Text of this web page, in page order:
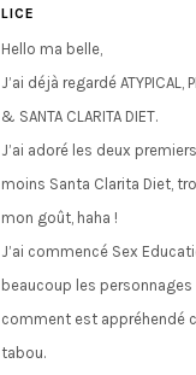
LICE
Hello ma belle,
J’ai déjà regardé ATYPICAL,
& SANTA CLARITA DIET.
J’ai adoré les deux
moins Santa Clarita Diet,
mon goût, haha !
J’ai commencé Sex
beaucoup les personnages
comment est appréhendé
tabou.